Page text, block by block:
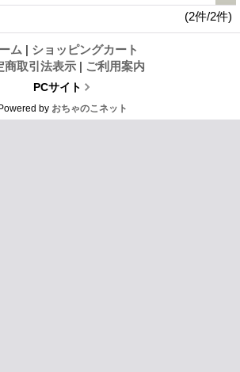
(2件/2件)
ム | ショッピングカート
商取引法表示 | ご利用案内
PCサイト
by おちゃのこネット